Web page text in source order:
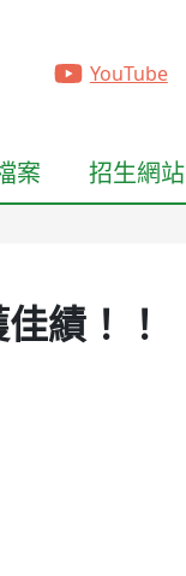
YouTube
案 招生網站
績！！